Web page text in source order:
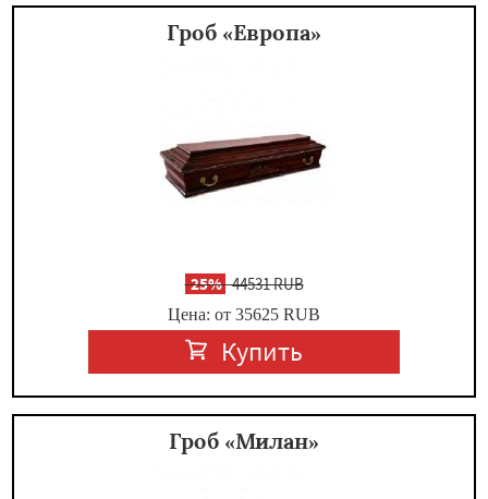
Гроб «Европа»
-25%44531 RUB
Цена: от 35625 RUB
Купить
Гроб «Милан»